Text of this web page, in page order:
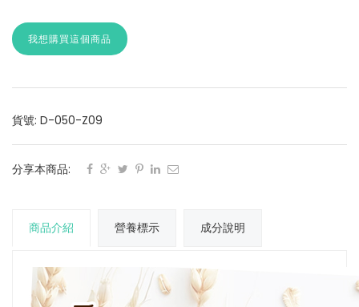
我想購買這個商品
貨號: D-050-Z09
分享本商品:
商品介紹 營養標示 成分說明